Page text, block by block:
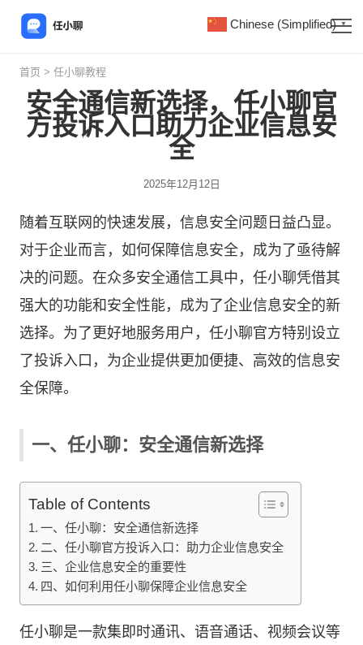
首页 > 任小聊教程
安全通信新选择，任小聊官
方投诉入口助力企业信息安
全
2025年12月12日
随着互联网的快速发展，信息安全问题日益凸显。
对于企业而言，如何保障信息安全，成为了亟待解
决的问题。在众多安全通信工具中， 任小聊凭借其
强大的功能和安全性能，成为了企业信息安全的新
选择。为了更好地服务用户，任小聊官方特别设立
了投诉入口，为企业提供更加便捷、高效的信息安
全保障。
一、任小聊：安全通信新选择
Table of Contents
一、任小聊：安全通信新选择
二、任小聊官方投诉入口：助力企业信息安全
三、企业信息安全的重要性
四、如何利用任小聊保障企业信息安全
任小聊是一款集即时通讯、语音通话、视频会议等
Chinese (Simplified) ▼